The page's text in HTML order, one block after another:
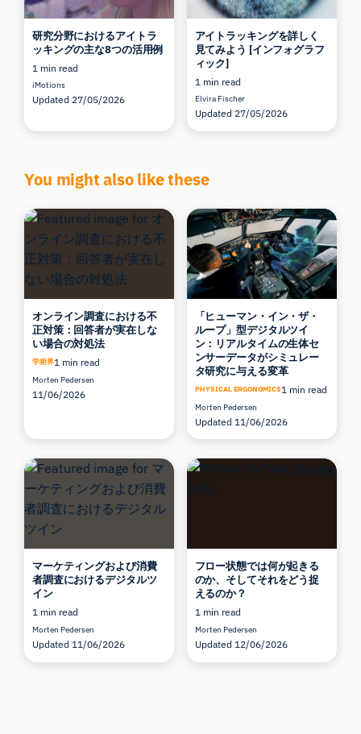
研究分野におけるアイトラ
ッキングの主な8つの活用例
1 min read
iMotions
Updated 27/05/2026
アイトラッキングを詳しく
見てみよう [インフォグラフ
ィック]
1 min read
Elvira Fischer
Updated 27/05/2026
You might also like these
オンライン調査における不
正対策：回答者が実在しな
い場合の対処法
学術界1 min read
Morten Pedersen
11/06/2026
「ヒューマン・イン・ザ・
ループ」型デジタルツイ
ン：リアルタイムの生体セ
ンサーデータがシミュレー
タ研究に与える変革
PHYSICAL ERGONOMICS1 min read
Morten Pedersen
Updated 11/06/2026
マーケティングおよび消費
者調査におけるデジタルツ
イン
1 min read
Morten Pedersen
Updated 11/06/2026
フロー状態では何が起きる
のか、そしてそれをどう捉
えるのか？
1 min read
Morten Pedersen
Updated 12/06/2026